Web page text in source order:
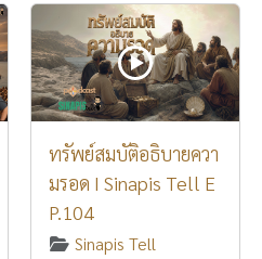
ทรัพย์สมบัติอธิบายควา
มรอด I Sinapis Tell E
P.104
Sinapis Tell